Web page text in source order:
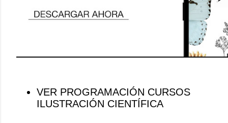
VER PROGRAMACIÓN CURSOS
ILUSTRACIÓN CIENTÍFICA